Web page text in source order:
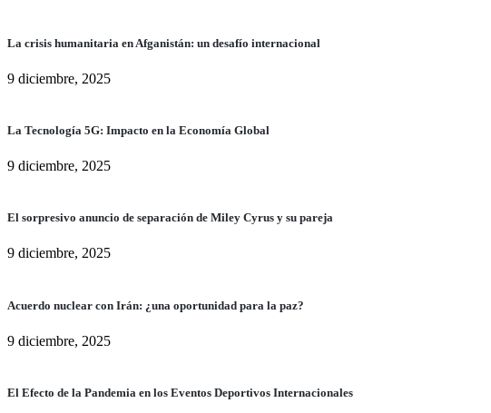
La crisis humanitaria en Afganistán: un desafío internacional
9 diciembre, 2025
La Tecnología 5G: Impacto en la Economía Global
9 diciembre, 2025
El sorpresivo anuncio de separación de Miley Cyrus y su pareja
9 diciembre, 2025
Acuerdo nuclear con Irán: ¿una oportunidad para la paz?
9 diciembre, 2025
El Efecto de la Pandemia en los Eventos Deportivos Internacionales